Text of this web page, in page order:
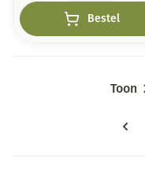
Bestel
Toon